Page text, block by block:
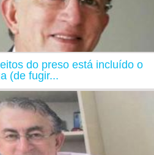
do preso está incluído o
(de fugir...